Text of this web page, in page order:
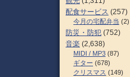
配食サービス (257)
今月の宅配弁当 (2)
防災・防犯 (752)
音楽 (2,638)
MIDI / MP3 (87)
ギター (678)
クリスマス (149)